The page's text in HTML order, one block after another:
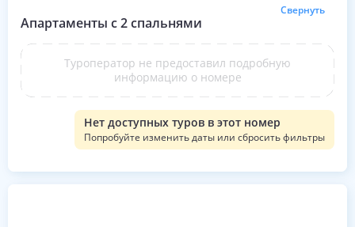
Апартаменты с 2 спальнями
Свернуть
Туроператор не предоставил подробную
информацию о номере
Нет доступных туров в этот номер
Попробуйте изменить даты или сбросить фильтры